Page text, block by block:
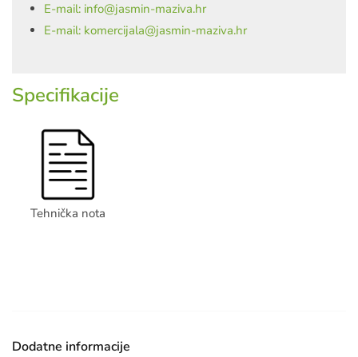
E-mail: info@jasmin-maziva.hr
E-mail: komercijala@jasmin-maziva.hr
Specifikacije
Tehnička nota
Dodatne informacije